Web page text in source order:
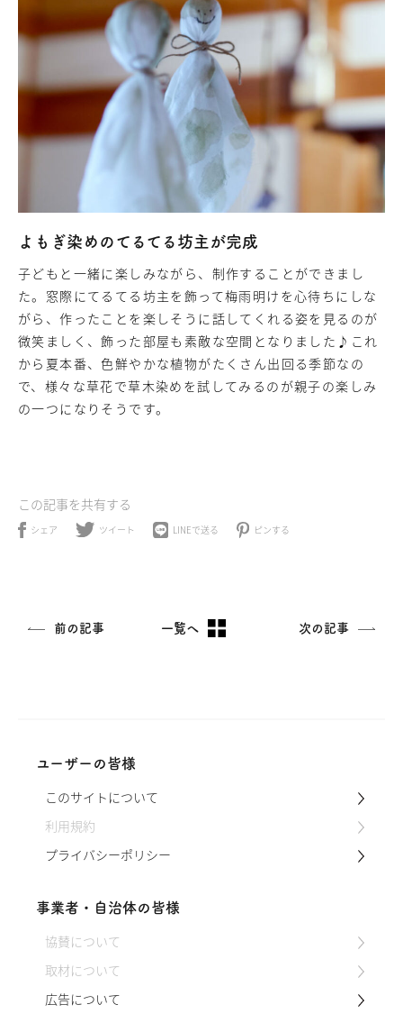
よもぎ染めのてるてる坊主が完成
子どもと一緒に楽しみながら、制作することができまし
た。窓際にてるてる坊主を飾って梅雨明けを心待ちにしな
がら、作ったことを楽しそうに話してくれる姿を見るのが
微笑ましく、飾った部屋も素敵な空間となりました♪これ
から夏本番、色鮮やかな植物がたくさん出回る季節なの
で、様々な草花で草木染めを試してみるのが親子の楽しみ
の一つになりそうです。
この記事を共有する
シェア ツイート LINEで送る ピンする
前の記事 一覧へ 次の記事
ユーザーの皆様
このサイトについて
利用規約
プライバシーポリシー
事業者・自治体の皆様
協賛について
取材について
広告について